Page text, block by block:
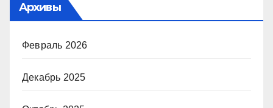
Архивы
Февраль 2026
Декабрь 2025